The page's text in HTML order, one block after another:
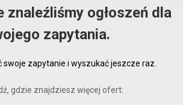
znaleźliśmy ogłoszeń dla
zapytania.
swoje zapytanie i wyszukać jeszcze raz.
gdzie znajdziesz więcej ofert: